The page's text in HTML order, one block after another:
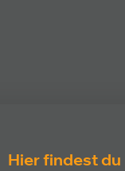
Hier findest du